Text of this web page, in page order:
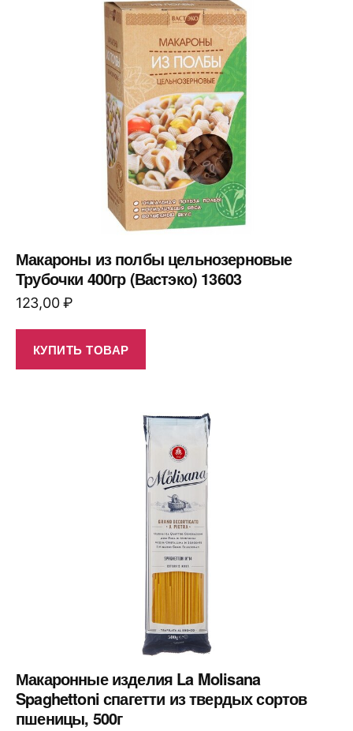
Макароны из полбы цельнозерновые
Трубочки 400гр (Вастэко) 13603
123,00₽
КУПИТЬ ТОВАР
Макаронные изделия La Molisana
Spaghettoni спагетти из твердых сортов
пшеницы, 500г